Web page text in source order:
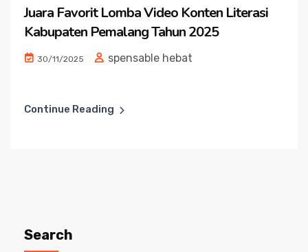
Juara Favorit Lomba Video Konten Literasi
Kabupaten Pemalang Tahun 2025
30/11/2025 spensable hebat
Continue Reading
Search